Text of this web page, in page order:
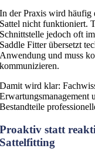
In der Praxis wird häufig
Sattel nicht funktioniert.
Schnittstelle jedoch oft
Saddle Fitter übersetzt
Anwendung und muss
kommunizieren.
Damit wird klar:
Erwartungsmanagement
Bestandteile
Proaktiv statt
Sattelfitting